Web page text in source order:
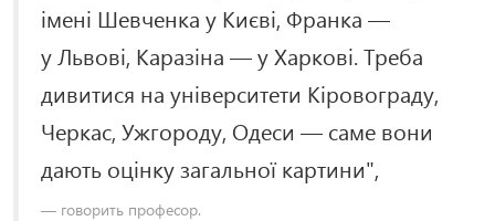
імені Шевченка у Києві, Франка —
у Львові, Каразіна — у Харкові. Треба
дивитися на університети Кіровограду,
Черкас, Ужгороду, Одеси — саме вони
дають оцінку загальної картини",
говорить професор.